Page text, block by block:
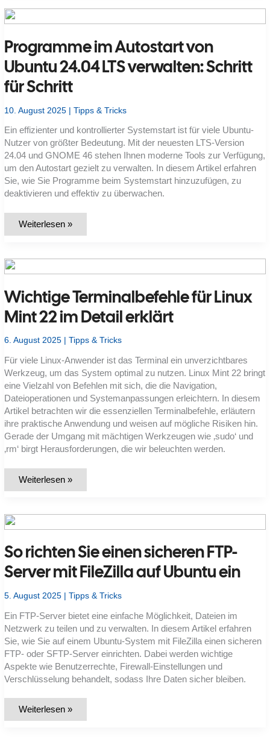
Mint
Aufbau
Anpassung
Programme im Autostart von
Ubuntu 24.04 LTS verwalten: Schritt
für Schritt
10. August 2025 |Tipps & Tricks
Ein effizienter und kontrollierter Systemstart ist für viele Ubuntu-
Nutzer von größter Bedeutung. Mit der neuesten LTS-Version
24.04 und GNOME 46 stehen Ihnen moderne Tools zur Verfügung,
um den Autostart gezielt zu verwalten. In diesem Artikel erfahren
Sie, wie Sie Programme beim Systemstart hinzuzufügen, zu
deaktivieren und effektiv zu überwachen.
Programme
Ubuntu
LTS
Schritt
für
Weiterlesen »
Wichtige Terminalbefehle für Linux
Mint 22 im Detail erklärt
6. August 2025 |Tipps & Tricks
Für viele Linux-Anwender ist das Terminal ein unverzichtbares
Werkzeug, um das System optimal zu nutzen. Linux Mint 22 bringt
eine Vielzahl von Befehlen mit sich, die die Navigation,
Dateioperationen und Systemanpassungen erleichtern. In diesem
Artikel betrachten wir die essenziellen Terminalbefehle, erläutern
ihre praktische Anwendung und weisen auf mögliche Risiken hin.
Gerade der Umgang mit mächtigen Werkzeugen wie ‚sudo‘ und
‚rm‘ birgt Herausforderungen, die wir beleuchten werden.
Wichtige
Mint
im
erklärt
Weiterlesen »
So richten Sie einen sicheren FTP-
Server mit FileZilla auf Ubuntu ein
5. August 2025 |Tipps & Tricks
Ein FTP-Server bietet eine einfache Möglichkeit, Dateien im
Netzwerk zu teilen und zu verwalten. In diesem Artikel erfahren
Sie, wie Sie auf einem Ubuntu-System mit FileZilla einen sicheren
FTP- oder SFTP-Server einrichten. Dabei werden wichtige
Aspekte wie Benutzerrechte, Firewall-Einstellungen und
Verschlüsselung behandelt, sodass Ihre Daten sicher bleiben.
So
Weiterlesen »